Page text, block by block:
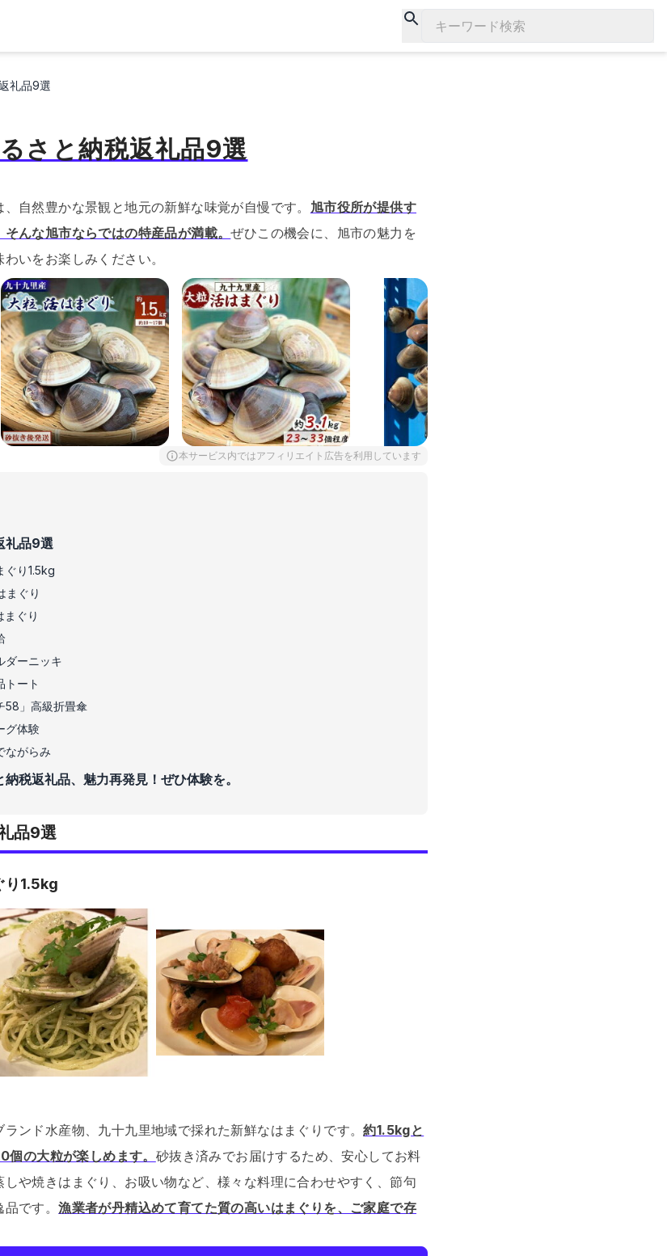
キーワード検索
礼品9選
さと納税返礼品9選
自然豊かな景観と地元の新鮮な味覚が自慢です。 旭市役所が提供す
んな旭市ならではの特産品が満載。ぜひこの機会に、旭市の魅力を
いをお楽しみください。
本サービス内ではアフィリエイト広告を利用しています
礼品9選
ぐり1.5kg
まぐり
まぐり
ダーニッキ
トート
58」高級折畳傘
グ体験
ながらみ
税返礼品、魅力再発見！ぜひ体験を。
品9選
り1.5kg
ンド水産物、九十九里地域で採れた新鮮なはまぐりです。約1.5kgと
の大粒が楽しめます。 砂抜き済みでお届けするため、安心してお料
しや焼きはまぐり、お吸い物など、様々な料理に合わせやすく、節句
品です。漁業者が丹精込めて育てた質の高いはまぐりを、ご家庭で存